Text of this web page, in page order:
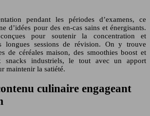
pendant les périodes d’examens, ce
d’idées pour des en-cas sains et énergisants.
pour soutenir la concentration et
longues sessions de révision. On y trouve
de céréales maison, des smoothies boost et
snacks industriels, le tout avec un apport
maintenir la satiété.
culinaire engageant